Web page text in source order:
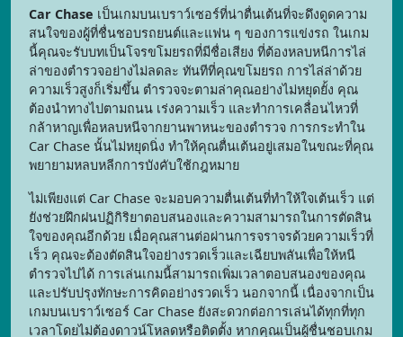
Car Chase เป็นเกมบนเบราว์เซอร์ที่น่าตื่นเต้นที่จะดึงดูดความ
สนใจของผู้ที่ชื่นชอบรถยนต์และแฟน ๆ ของการแข่งรถ ในเกม
นี้คุณจะรับบทเป็นโจรขโมยรถที่มีชื่อเสียง ที่ต้องหลบหนีการไล่
ล่าของตำรวจอย่างไม่ลดละ ทันทีที่คุณขโมยรถ การไล่ล่าด้วย
ความเร็วสูงก็เริ่มขึ้น ตำรวจจะตามล่าคุณอย่างไม่หยุดยั้ง คุณ
ต้องนำทางไปตามถนน เร่งความเร็ว และทำการเคลื่อนไหวที่
กล้าหาญเพื่อหลบหนีจากยานพาหนะของตำรวจ การกระทำใน
Car Chase นั้นไม่หยุดนิ่ง ทำให้คุณตื่นเต้นอยู่เสมอในขณะที่คุณ
พยายามหลบหลีกการบังคับใช้กฎหมาย
ไม่เพียงแต่ Car Chase จะมอบความตื่นเต้นที่ทำให้ใจเต้นเร็ว แต่
ยังช่วยฝึกฝนปฏิกิริยาตอบสนองและความสามารถในการตัดสิน
ใจของคุณอีกด้วย เมื่อคุณสานต่อผ่านการจราจรด้วยความเร็วที่
เร็ว คุณจะต้องตัดสินใจอย่างรวดเร็วและเฉียบพลันเพื่อให้หนี
ตำรวจไปได้ การเล่นเกมนี้สามารถเพิ่มเวลาตอบสนองของคุณ
และปรับปรุงทักษะการคิดอย่างรวดเร็ว นอกจากนี้ เนื่องจากเป็น
เกมบนเบราว์เซอร์ Car Chase ยังสะดวกต่อการเล่นได้ทุกที่ทุก
เวลาโดยไม่ต้องดาวน์โหลดหรือติดตั้ง หากคุณเป็นผู้ชื่นชอบเกม